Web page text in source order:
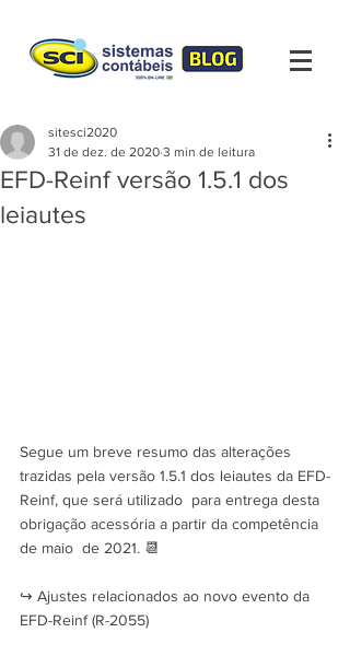
EFD-Reinf versão 1.5.1 dos
leiautes
sitesci2020
31 de dez. de 2020 3 min de leitura
Segue um breve resumo das alterações
trazidas pela versão 1.5.1 dos leiautes da EFD-
Reinf, que será utilizado  para entrega desta
obrigação acessória a partir da competência
de maio  de 2021. 📆
↪️ Ajustes relacionados ao novo evento da
EFD-Reinf (R-2055)